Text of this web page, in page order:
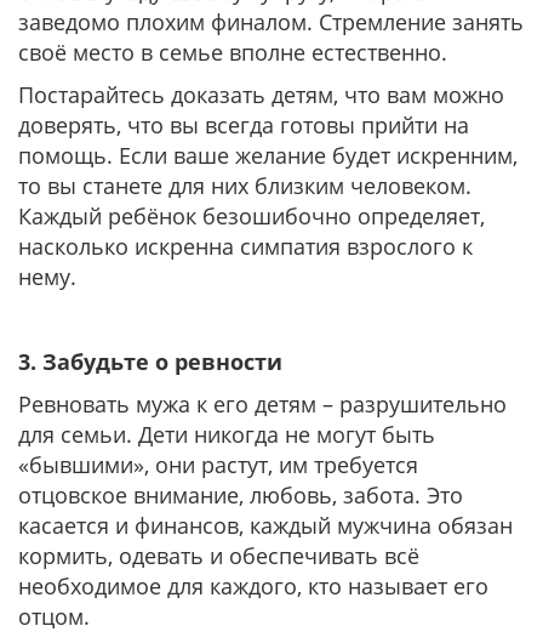
заведомо плохим финалом. Стремление занять
своё место в семье вполне естественно.
Постарайтесь доказать детям, что вам можно
доверять, что вы всегда готовы прийти на
помощь. Если ваше желание будет искренним,
то вы станете для них близким человеком.
Каждый ребёнок безошибочно определяет,
насколько искренна симпатия взрослого к
нему.
3. Забудьте о ревности
Ревновать мужа к его детям – разрушительно
для семьи. Дети никогда не могут быть
«бывшими», они растут, им требуется
отцовское внимание, любовь, забота. Это
касается и финансов, каждый мужчина обязан
кормить, одевать и обеспечивать всё
необходимое для каждого, кто называет его
отцом.